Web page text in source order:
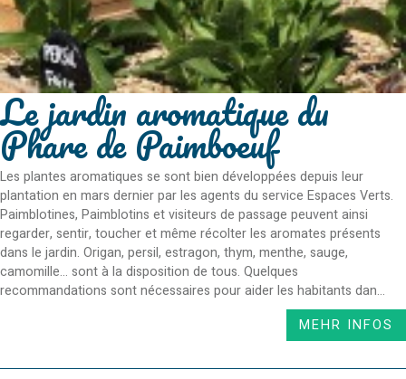
Le jardin aromatique du
Phare de Paimboeuf
Les plantes aromatiques se sont bien développées depuis leur
plantation en mars dernier par les agents du service Espaces Verts.
Paimblotines, Paimblotins et visiteurs de passage peuvent ainsi
regarder, sentir, toucher et même récolter les aromates présents
dans le jardin. Origan, persil, estragon, thym, menthe, sauge,
camomille... sont à la disposition de tous. Quelques
recommandations sont nécessaires pour aider les habitants dan...
MEHR INFOS